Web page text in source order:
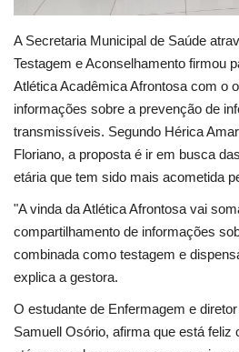
A Secretaria Municipal de Saúde
Testagem e Aconselhamento firmou
Atlética Acadêmica Afrontosa com o
informações sobre a prevenção de
transmissíveis. Segundo Hérica
Floriano, a proposta é ir em busca
etária que tem sido mais acometida
"A vinda da Atlética Afrontosa vai
compartilhamento de informações
combinada como testagem e
explica a gestora.
O estudante de Enfermagem e
Samuell Osório, afirma que está feliz